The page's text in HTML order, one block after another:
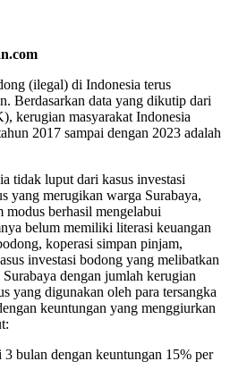
(ilegal) di Indonesia terus
Berdasarkan data yang dikutip dari
kerugian masyarakat Indonesia
2017 sampai dengan 2023 adalah
tidak luput dari kasus investasi
yang merugikan warga Surabaya,
modus berhasil mengelabui
belum memiliki literasi keuangan
koperasi simpan pinjam,
investasi bodong yang melibatkan
dengan jumlah kerugian
yang digunakan oleh para tersangka
keuntungan yang menggiurkan
3 bulan dengan keuntungan 15% per